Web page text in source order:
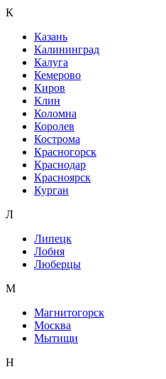
К
Казань
Калининград
Калуга
Кемерово
Киров
Клин
Коломна
Королев
Кострома
Красногорск
Краснодар
Красноярск
Курган
Л
Липецк
Лобня
Люберцы
М
Магнитогорск
Москва
Мытищи
Н